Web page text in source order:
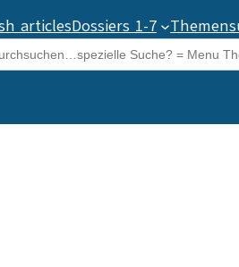
articlesDossiers 1-7